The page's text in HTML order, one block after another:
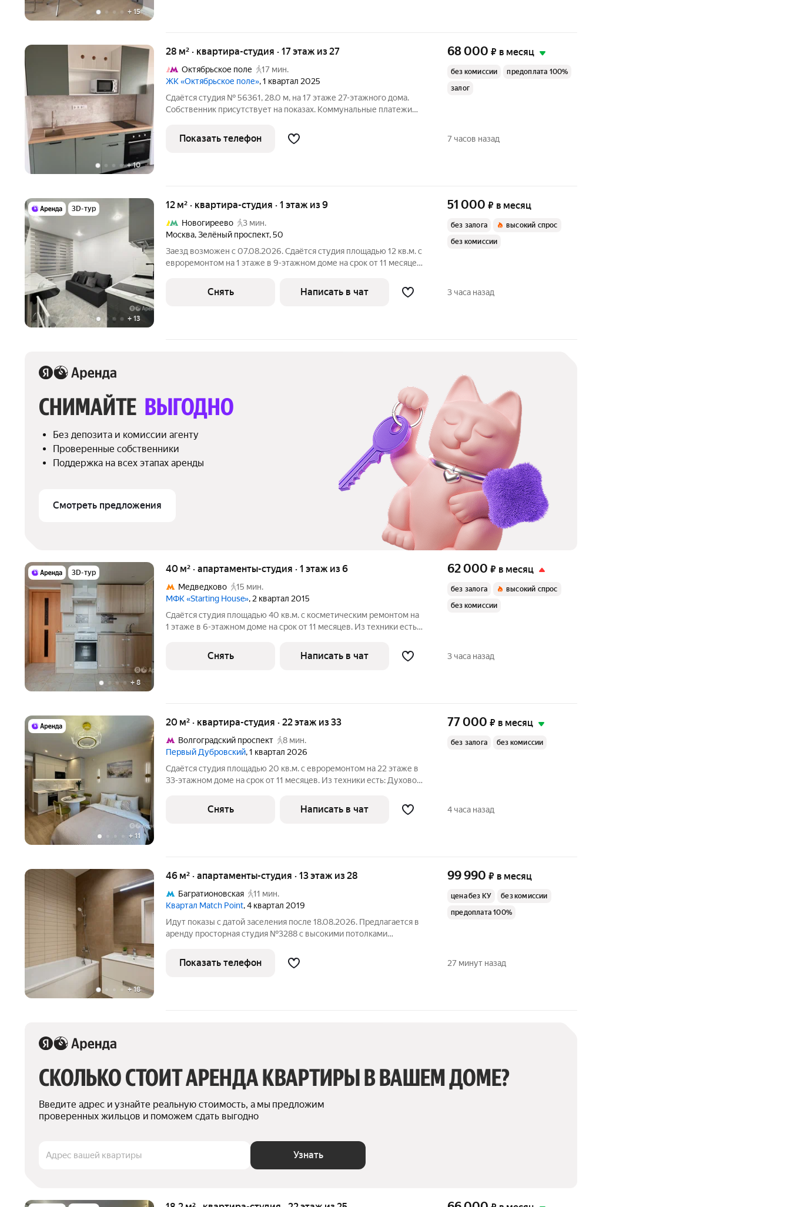
+ 15
+10
28 м² · квартира-студия · 17 этаж из 27
Октябрьское поле
17 мин.
ЖК «Октябрьское поле», 1 квартал 2025
Сдаётся студия № 56361, 28.0 м, на 17 этаже 27-этажного дома.
Собственник присутствует на показах. Коммунальные платежи
условиям проживания: без детей, можно с питомцами. Срок
минимальной
68 000 ₽ в месяц
без комиссии
предоплата 100%
залог
Показать телефон 7 часов назад
3D-тур
+ 13
12 м² · квартира-студия · 1 этаж из 9
Новогиреево
3 мин.
Москва,Зелёный проспект,50
Заезд возможен с 07.08.2026. Сдаётся студия площадью 12 кв.м. с
евроремонтом на 1 этаже в 9-этажном доме на срок от 11 месяцев.
Посудомоечная машина Микроволновка Дом - панельный, окна
51 000 ₽ в месяц
без залога
высокий спрос
без комиссии
Снять Написать в чат 3 часа назад
СНИМАЙТЕ ВЫГОДНО
Без депозита и комиссии агенту
Проверенные собственники
Поддержка на всех этапах аренды
Смотреть предложения
3D-тур
+8
40 м² · апартаменты-студия · 1 этаж из 6
Медведково
15 мин.
МФК «Starting House», 2 квартал 2015
Сдаётся студия площадью 40 кв.м. с косметическим ремонтом на
1 этаже в 6-этажном доме на срок от 11 месяцев. Из техники есть:
Кондиционер Дом - монолитный, окна выходят во двор. Есть
62 000 ₽ в месяц
без залога
высокий спрос
без комиссии
Снять Написать в чат 3 часа назад
+11
20 м² · квартира-студия · 22 этаж из 33
Волгоградский проспект
8 мин.
Первый Дубровский, 1 квартал 2026
Сдаётся студия площадью 20 кв.м. с евроремонтом на 22 этаже в
33-этажном доме на срок от 11 месяцев. Из техники есть: Духовой
Кондиционер Микроволновка Пылесос Дом - монолитный, окна
77 000 ₽ в месяц
без залога без комиссии
Снять Написать в чат 4 часа назад
+18
46 м² · апартаменты-студия · 13 этаж из 28
Багратионовская
11 мин.
Квартал Match Point, 4 квартал 2019
Идут показы с датой заселения после 18.08.2026. Предлагается в
аренду просторная студия №3288 с высокими потолками
арендного дома Матч Поинт. Окна апартаментов выходят на
волейбольную арену.
99 990 ₽ в месяц
цена без КУ
без комиссии
предоплата 100%
Показать телефон 27 минут назад
СКОЛЬКО СТОИТ АРЕНДА КВАРТИРЫ В ВАШЕМ ДОМЕ?
Введите адрес и узнайте реальную стоимость, а мы предложим
проверенных жильцов и поможем сдать выгодно
Адрес вашей квартиры Узнать